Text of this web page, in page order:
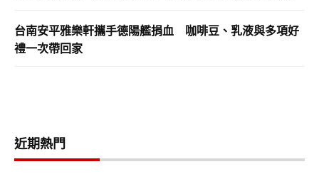
台南安平雅樂軒攜手德陽艦捐血 咖啡豆、乳液與多項好
禮一次帶回家
近期熱門